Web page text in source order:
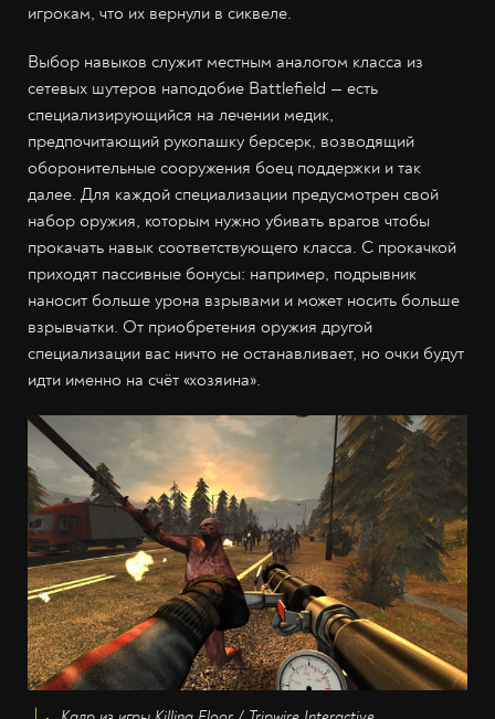
игрокам, что их вернули в сиквеле.
Выбор навыков служит местным аналогом класса из
сетевых шутеров наподобие Battlefield — есть
специализирующийся на лечении медик,
предпочитающий рукопашку берсерк, возводящий
оборонительные сооружения боец поддержки и так
далее. Для каждой специализации предусмотрен свой
набор оружия, которым нужно убивать врагов чтобы
прокачать навык соответствующего класса. С прокачкой
приходят пассивные бонусы: например, подрывник
наносит больше урона взрывами и может носить больше
взрывчатки. От приобретения оружия другой
специализации вас ничто не останавливает, но очки будут
идти именно на счёт «хозяина».